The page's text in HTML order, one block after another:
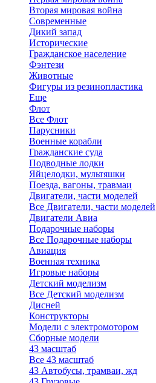
Вторая мировая война
Современные
Дикий запад
Исторические
Гражданское население
Фэнтези
Животные
Фигуры из резинопластика
Еще
Флот
Все Флот
Парусники
Военные корабли
Гражданские суда
Подводные лодки
Яйцелодки, мультяшки
Поезда, вагоны, травмаи
Двигатели, части моделей
Все Двигатели, части моделей
Двигатели Авиа
Подарочные наборы
Все Подарочные наборы
Авиация
Военная техника
Игровые наборы
Детский моделизм
Все Детский моделизм
Дисней
Конструкторы
Модели с электромотором
Сборные модели
43 масштаб
Все 43 масштаб
43 Автобусы, трамваи, жд